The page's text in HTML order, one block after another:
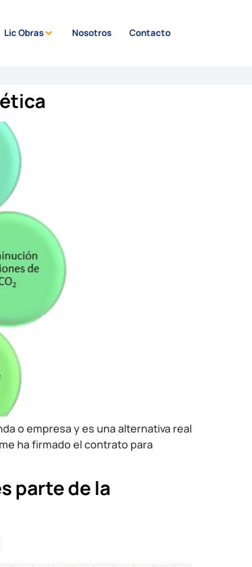
Lic Obras Nosotros Contacto
o empresa y es una alternativa real
ha firmado el contrato para
parte de la